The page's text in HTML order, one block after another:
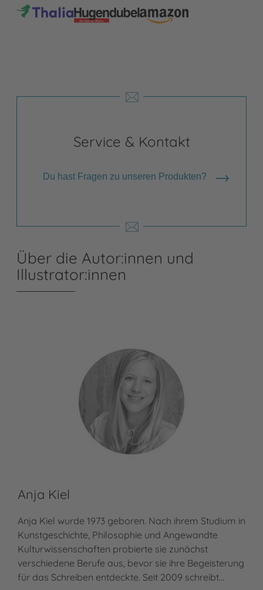
Service & Kontakt
Du hast Fragen zu unseren Produkten?
Über die Autor:innen und
Illustrator:innen
Anja Kiel
Anja Kiel wurde 1973 geboren. Nach ihrem Studium in
Kunstgeschichte, Philosophie und Angewandte
Kulturwissenschaften probierte sie zunächst
verschiedene Berufe aus, bevor sie ihre Begeisterung
für das Schreiben entdeckte. Seit 2009 schreibt…